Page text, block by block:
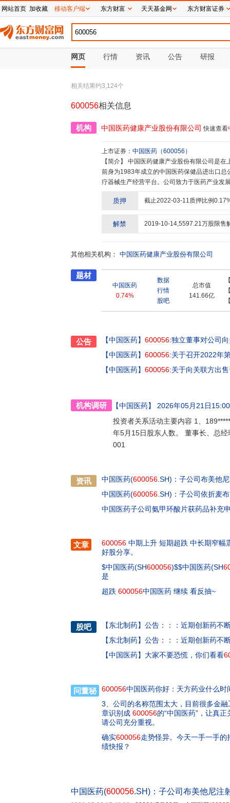
网页 行情 资讯 公告 研报
相关结果约3,124个
600056相关信息
机构 中国医药健康产业股份有限公司 快速查看
上市证券： 中国医药 （600056 ）
【简介】
前身为1983年成立的中国医药保健品进出口
疗器械生产经营平台。公司致力于医药产业发
植加工、研发、生产、销售、物流、进出口贸
列2022第八届中国最具影响力医药企业百强
500强”、“中国上市公司最佳董事会奖”、“上
质押 截止2022-03-11质押比例0.17
解禁 2019-10-14,5597.21万股限售
其他相关机构： 中国医药健康产业股份有限公司
题材
中国医药
0.74%
数据
行情
股吧
总市值
141.66亿
公告 【中国医药】 600056:独立董事对公司
【中国医药】 600056:关于召开2022年
【中国医药】 600056:关于向关联方出
机构调研 【中国医药】
2026年05月21日
投资者关系活动主要内容 1、
年5月15日股东人数。 董事长、总
001
资讯 中国医药(600056 .SH)：子公司布美他
中国医药(600056 .SH)：子公司依折麦
中国医药子公司氨甲环酸片获药品补充
文章 600056 中期上升 短期超跌 中长期窄幅
好股分享。
$中国医药(SH600056)$$中国医药(SH
是
超跌 600056中国医药 继续 看反抽~
股吧 【东北制药】 公告：：：近期创新药不
【东北制药】 公告：：：近期创新药不
【中国医药】 大家不要恐慌，你们看看
问董秘 600056中国医药你好：天方药业什么时
3、公司的名称范围太大，目前很多金
章识别成 600056的“中国医药”，让真正
请公司充分重视。
确实600056走势怪异。今天一手一手
绩快报？
中国医药(600056.SH)：子公司布美他尼注
网站首页 加收藏 移动客户端 东方财富 天天基金网 东方财富证券